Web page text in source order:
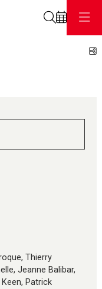
Thierry
Jeanne Balibar,
Patrick